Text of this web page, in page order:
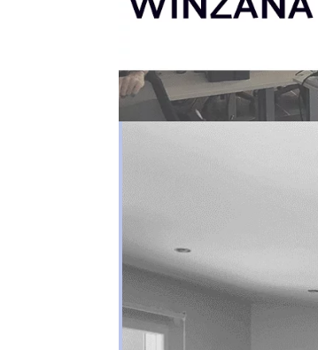
Winzana x
Au sein de Winzana, nous
pour évoluer. C’est pourquoi
communauté autour du